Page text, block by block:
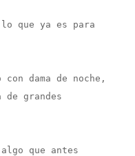
lo que ya es para
dama de noche,
grandes
que antes